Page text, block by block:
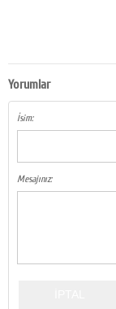
Yorumlar
İsim:
Mesajınız: